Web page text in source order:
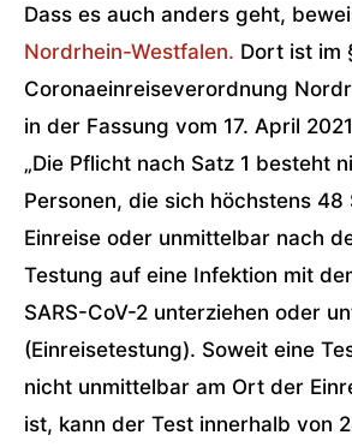
Dass es auch anders geht,
Nordrhein-Westfalen. Dort ist im
Coronaeinreiseverordnung
in der Fassung vom 17. April
„Die Pflicht nach Satz 1 besteht
Personen, die sich höchstens
Einreise oder unmittelbar nach
Testung auf eine Infektion mit
SARS-CoV-2 unterziehen oder
(Einreisetestung). Soweit eine
nicht unmittelbar am Ort der
ist, kann der Test innerhalb von